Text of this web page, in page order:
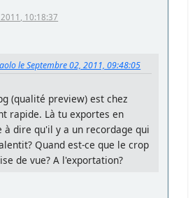
10:18:37
le Septembre 02, 2011, 09:48:05
(qualité preview) est chez
rapide. Là tu exportes en
à dire qu'il y a un recordage qui
Quand est-ce que le crop
de vue? A l'exportation?